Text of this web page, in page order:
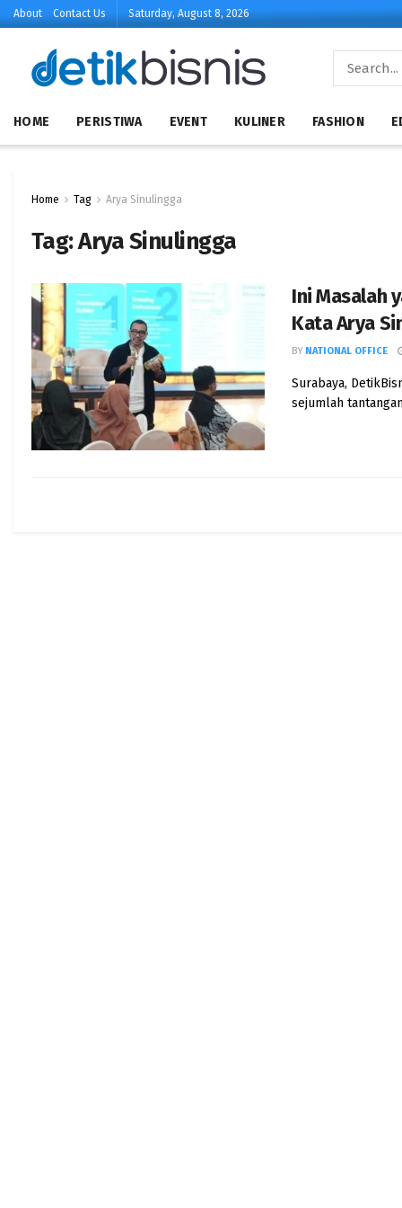
About Contact Us Saturday, August 8, 2026
HOME PERISTIWA EVENT KULINER FASHION
Home Tag Arya Sinulingga
Tag:Arya Sinulingga
Ini Masalah
Kata Arya
BY NATIONAL OFFICE
Surabaya,
sejumlah